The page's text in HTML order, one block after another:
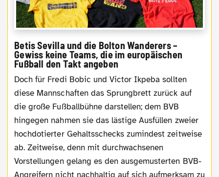
Betis Sevilla und die Bolton Wanderers –
Gewiss keine Teams, die im europäischen
Fußball den Takt angeben
Doch für Fredi Bobic und Victor Ikpeba sollten
diese Mannschaften das Sprungbrett zurück auf
die große Fußballbühne darstellen; dem BVB
hingegen nahmen sie das lästige Ausfüllen zweier
hochdotierter Gehaltsschecks zumindest zeitweise
ab. Zeitweise, denn mit durchwachsenen
Vorstellungen gelang es den ausgemusterten BVB-
Angreifern nicht nachhaltig auf sich aufmerksam zu